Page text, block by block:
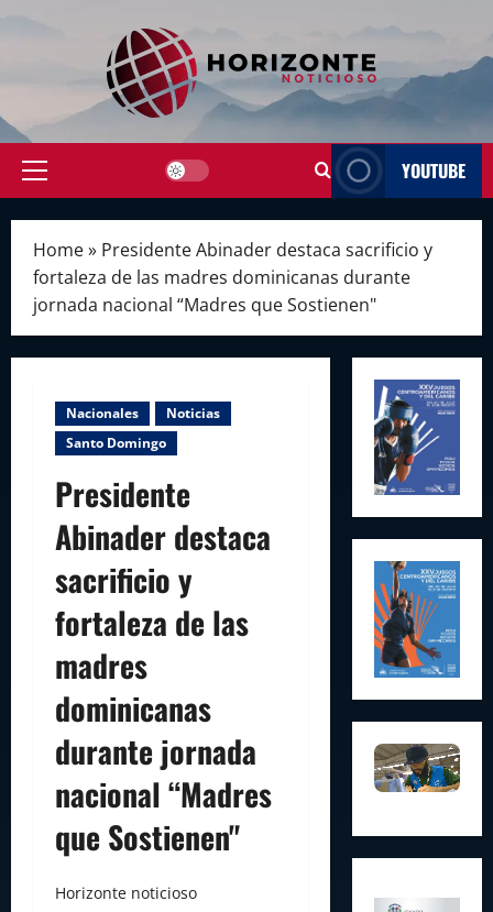
Primary
YOUTUBE
Home» Presidente Abinader destaca sacrificio y
fortaleza de las madres dominicanas durante
jornada nacional “Madres que Sostienen"
Nacionales
Noticias
Santo Domingo
Presidente
Abinader destaca
sacrificio y
fortaleza de las
madres
dominicanas
durante jornada
nacional “Madres
que Sostienen"
Horizonte noticioso